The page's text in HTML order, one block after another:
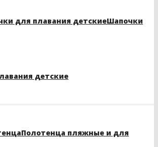
для плавания детскиеШапочки
детские
Полотенца пляжные и для